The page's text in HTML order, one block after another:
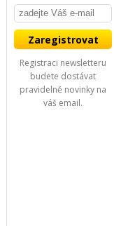
Registraci newsletteru
budete dostávat
pravidelně novinky na
váš email.